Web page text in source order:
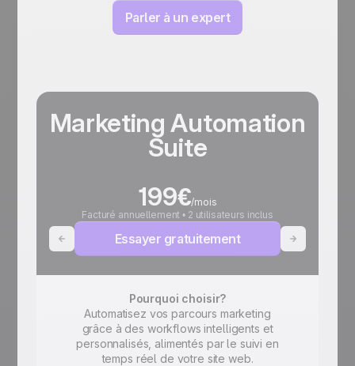
Parler à un expert
Marketing Automation
Suite
199€/mois
Facturé annuellement • 2 utilisateurs inclus
Essayer gratuitement
Pourquoi choisir?
Automatisez vos parcours marketing
grâce à des workflows intelligents et
personnalisés, alimentés par le suivi en
temps réel de votre site web.